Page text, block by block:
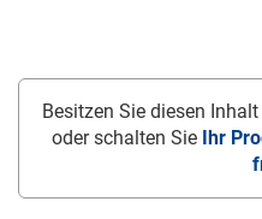
Besitzen Sie diesen
oder schalten Sie Ihr